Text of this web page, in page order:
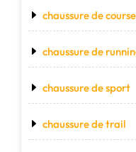
chaussure de course
chaussure de
chaussure de sport
chaussure de trail